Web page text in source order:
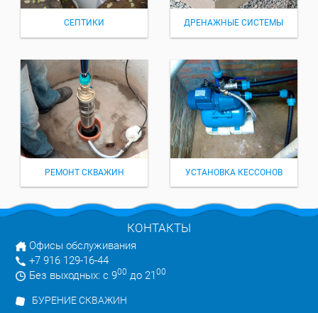
СЕПТИКИ ДРЕНАЖНЫЕ СИСТЕМЫ
РЕМОНТ СКВАЖИН УСТАНОВКА КЕССОНОВ
КОНТАКТЫ
Офисы обслуживания
+7 916 129-16-44
Без выходных: с 900 до 21 00
БУРЕНИЕ СКВАЖИН